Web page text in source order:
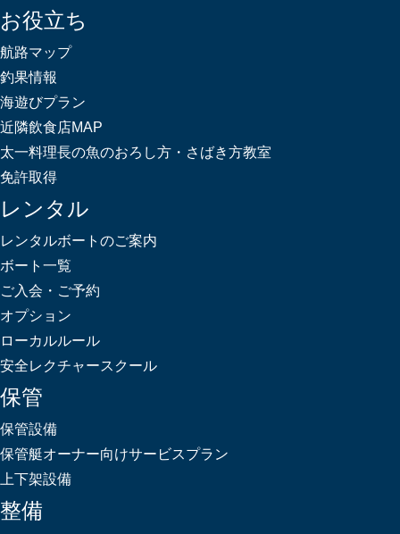
お役立ち
航路マップ
釣果情報
海遊びプラン
近隣飲食店MAP
太一料理長の魚のおろし方・さばき方教室
免許取得
レンタル
レンタルボートのご案内
ボート一覧
ご入会・ご予約
オプション
ローカルルール
安全レクチャースクール
保管
保管設備
保管艇オーナー向けサービスプラン
上下架設備
整備